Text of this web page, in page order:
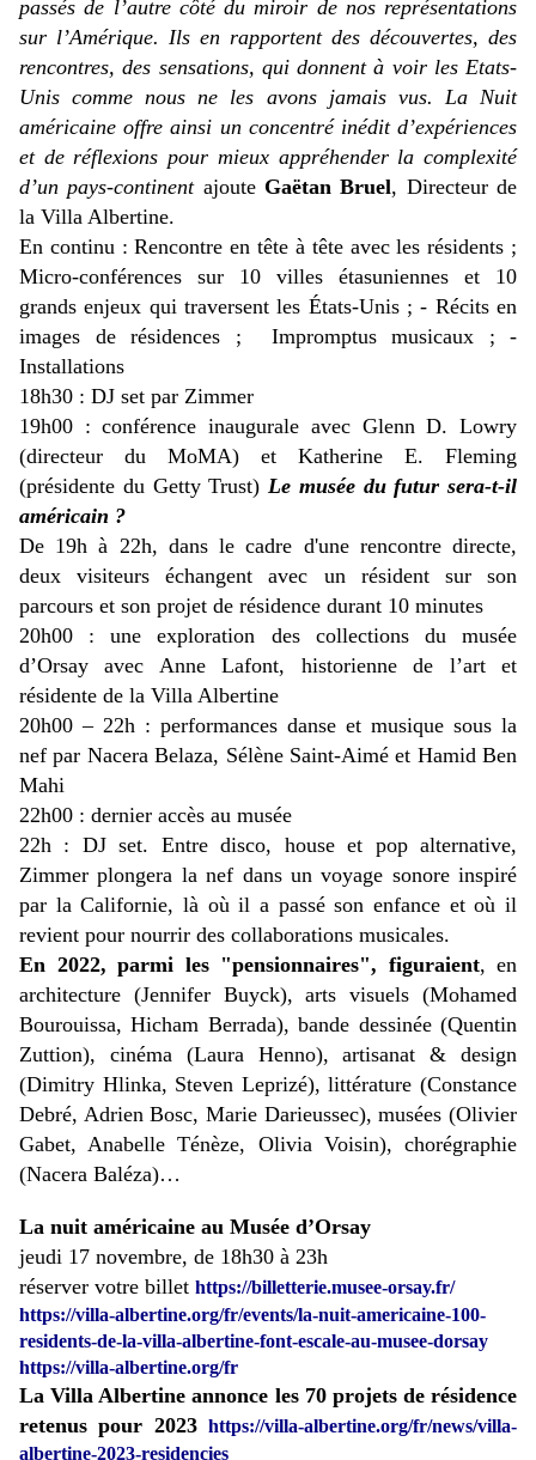
passés de l’autre côté du miroir de nos représentations
sur l’Amérique. Ils en rapportent des découvertes, des
rencontres, des sensations, qui donnent à voir les Etats-
Unis comme nous ne les avons jamais vus. La Nuit
américaine offre ainsi un concentré inédit d’expériences
et de réflexions pour mieux appréhender la complexité
d’un pays-continentajoute Gaëtan Bruel, Directeur de
la Villa Albertine.
En continu : Rencontre en tête à tête avec les résidents ;
Micro-conférences sur 10 villes étasuniennes et 10
grands enjeux qui traversent les États-Unis ; - Récits en
images de résidences ; Impromptus musicaux ; -
Installations
18h30 : DJ set par Zimmer
19h00 : conférence inaugurale avec Glenn D. Lowry
(directeur du MoMA) et Katherine E. Fleming
(présidente du Getty Trust) Le musée du futur sera-t-il
américain ?
De 19h à 22h, dans le cadre d'une rencontre directe,
deux visiteurs échangent avec un résident sur son
parcours et son projet de résidence durant 10 minutes
20h00 : une exploration des collections du musée
d’Orsay avec Anne Lafont, historienne de l’art et
résidente de la Villa Albertine
20h00 – 22h : performances danse et musique sous la
nef par Nacera Belaza, Sélène Saint-Aimé et Hamid Ben
Mahi
22h00 : dernier accès au musée
22h : DJ set. Entre disco, house et pop alternative,
Zimmer plongera la nef dans un voyage sonore inspiré
par la Californie, là où il a passé son enfance et où il
revient pour nourrir des collaborations musicales.
En 2022, parmi les "pensionnaires", figuraient, en
architecture (Jennifer Buyck), arts visuels (Mohamed
Bourouissa, Hicham Berrada), bande dessinée (Quentin
Zuttion), cinéma (Laura Henno), artisanat & design
(Dimitry Hlinka, Steven Leprizé), littérature (Constance
Debré, Adrien Bosc, Marie Darieussec), musées (Olivier
Gabet, Anabelle Ténèze, Olivia Voisin), chorégraphie
(Nacera Baléza)…
La nuit américaine au Musée d’Orsay
jeudi 17 novembre, de 18h30 à 23h
réserver votre billet https://billetterie.musee-orsay.fr/
https://villa-albertine.org/fr/events/la-nuit-americaine-100-
residents-de-la-villa-albertine-font-escale-au-musee-dorsay
https://villa-albertine.org/fr
La Villa Albertine annonce les 70 projets de résidence
retenus pour 2023 https://villa-albertine.org/fr/news/villa-
albertine-2023-residencies